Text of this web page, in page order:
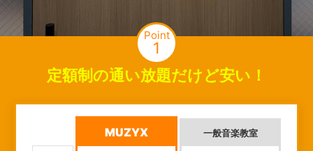
Point
1
定額制の通い放題だけど安い！
MUZYX 一般音楽教室